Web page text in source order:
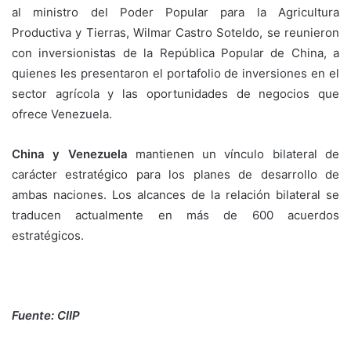
al ministro del Poder Popular para la Agricultura
Productiva y Tierras, Wilmar Castro Soteldo, se reunieron
con inversionistas de la República Popular de China, a
quienes les presentaron el portafolio de inversiones en el
sector agrícola y las oportunidades de negocios que
ofrece Venezuela.
China y Venezuela mantienen un vínculo bilateral de
carácter estratégico para los planes de desarrollo de
ambas naciones. Los alcances de la relación bilateral se
traducen actualmente en más de 600 acuerdos
estratégicos.
Fuente: CIIP